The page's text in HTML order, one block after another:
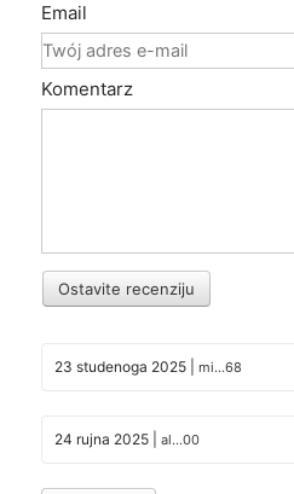
Email
Komentarz
Ostavite recenziju
23 studenoga 2025 mi...68
24 rujna 2025 al...00